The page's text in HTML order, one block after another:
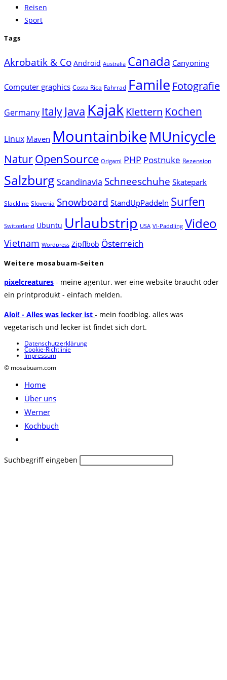
Reisen
Sport
Tags
Akrobatik & Co Android Australia Canada Canyoning
Computer graphics Costa Rica Fahrrad Famile Fotografie
Germany Italy Java Kajak Klettern Kochen
Linux Maven MountainbikeMUnicycle
NaturOpenSource Origami PHP Postnuke Rezension
SalzburgScandinavia Schneeschuhe Skatepark
Slackline Slovenia Snowboard StandUpPaddeln Surfen
Switzerland Ubuntu Urlaubstrip USA VI-Paddling Video
Vietnam Wordpress Zipflbob Österreich
Weitere mosabuam-Seiten
pixelcreatures - meine agentur. wer eine website braucht oder
ein printprodukt - einfach melden.
Aloi! - Alles was lecker ist - mein foodblog. alles was
vegetarisch und lecker ist findet sich dort.
Datenschutzerklärung
Cookie-Richtlinie
Impressum
© mosabuam.com
Home
Über uns
Werner
Kochbuch
umschalten
Diese
Suchbegriff eingeben